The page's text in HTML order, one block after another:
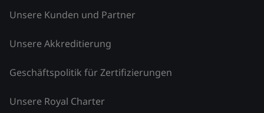
Unsere Kunden und Partner
Unsere Akkreditierung
Geschäftspolitik für Zertifizierungen
Unsere Royal Charter